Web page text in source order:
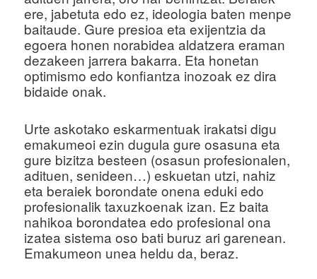
ere, jabetuta edo ez, ideologia baten menpe
baitaude. Gure presioa eta exijentzia da
egoera honen norabidea aldatzera eraman
dezakeen jarrera bakarra. Eta honetan
optimismo edo konfiantza inozoak ez dira
bidaide onak.
Urte askotako eskarmentuak irakatsi digu
emakumeoi ezin dugula gure osasuna eta
gure bizitza besteen (osasun profesionalen,
adituen, senideen…) eskuetan utzi, nahiz
eta beraiek borondate onena eduki edo
profesionalik taxuzkoenak izan. Ez baita
nahikoa borondatea edo profesional ona
izatea sistema oso bati buruz ari garenean.
Emakumeon unea heldu da, beraz.